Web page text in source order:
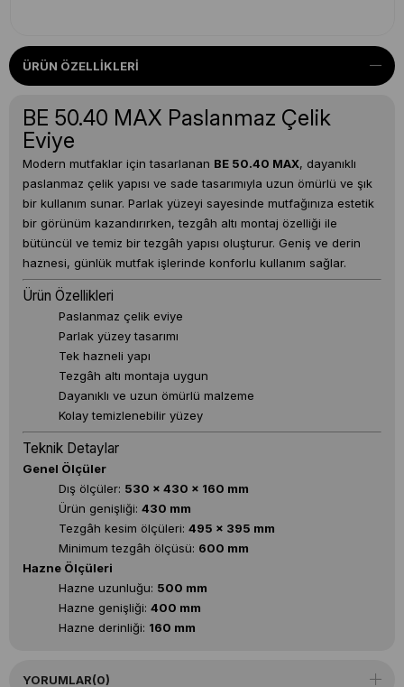
ÜRÜN ÖZELLIKLERI
BE 50.40 MAX Paslanmaz Çelik
Eviye
Modern mutfaklar için tasarlanan BE 50.40 MAX, dayanıklı
paslanmaz çelik yapısı ve sade tasarımıyla uzun ömürlü ve şık
bir kullanım sunar. Parlak yüzeyi sayesinde mutfağınıza estetik
bir görünüm kazandırırken, tezgâh altı montaj özelliği ile
bütüncül ve temiz bir tezgâh yapısı oluşturur. Geniş ve derin
haznesi, günlük mutfak işlerinde konforlu kullanım sağlar.
Ürün Özellikleri
Paslanmaz çelik eviye
Parlak yüzey tasarımı
Tek hazneli yapı
Tezgâh altı montaja uygun
Dayanıklı ve uzun ömürlü malzeme
Kolay temizlenebilir yüzey
Teknik Detaylar
Genel Ölçüler
Dış ölçüler: 530 x 430 x 160 mm
Ürün genişliği: 430 mm
Tezgâh kesim ölçüleri: 495 x 395 mm
Minimum tezgâh ölçüsü: 600 mm
Hazne Ölçüleri
Hazne uzunluğu: 500 mm
Hazne genişliği: 400 mm
Hazne derinliği: 160 mm
YORUMLAR(0)